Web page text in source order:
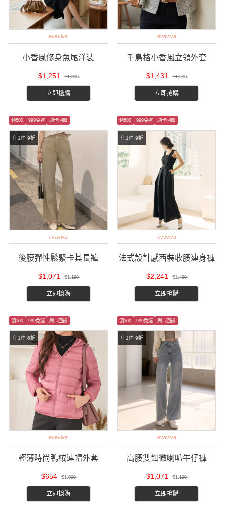
evaviva
小香風修身魚尾洋裝
$1,251 $1,390
立即搶購
evaviva
千鳥格小香風立領外套
$1,431 $1,590
立即搶購
任1件 9折
領500 999免運 刷卡回饋
evaviva
後腰彈性鬆緊卡其長褲
$1,071 $1,190
立即搶購
任1件 9折
領500 999免運 刷卡回饋
evaviva
法式設計感西裝收腰連身褲
$2,241 $2,490
立即搶購
任1件 6折
領500 999免運 刷卡回饋
evaviva
輕薄時尚鴨絨連帽外套
$654 $1,090
立即搶購
任1件 9折
領500 999免運 刷卡回饋
evaviva
高腰雙釦微喇叭牛仔褲
$1,071 $1,190
立即搶購